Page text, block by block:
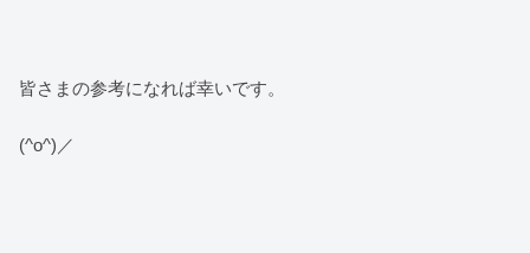
皆さまの参考になれば幸いです。
(^o^)／